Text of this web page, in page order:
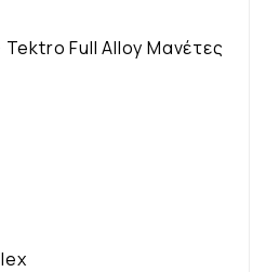
Full Alloy Μανέτες